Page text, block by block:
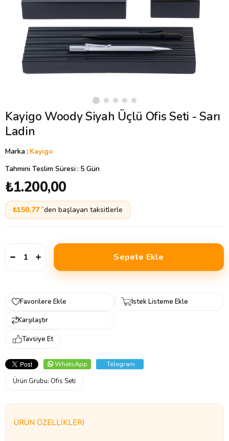
Kayigo Woody Siyah Üçlü Ofis Seti - Sarı
Ladin
Marka: Kayigo
Tahmini Teslim Süresi: 5 Gün
₺1.200,00
₺150,77 `den başlayan taksitlerle
Favorilere Ekle
İstek Listeme Ekle
Karşılaştır
Tavsiye Et
WhatsApp
Telegram
Ürün Grubu: Ofis Seti
ÜRÜN ÖZELLIKLERI